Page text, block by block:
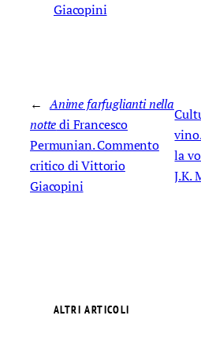
Giacopini
← Anime farfuglianti nella
nottedi Francesco
Permunian. Commento
critico di Vittorio
Giacopini
la
J.K.
ALTRI ARTICOLI